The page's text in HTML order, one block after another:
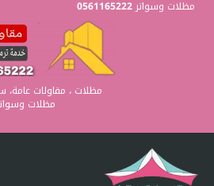
Skipمظلات وسواتر 0561165222
مظلات ، مقاولات عامة،
مظلات وسواتر